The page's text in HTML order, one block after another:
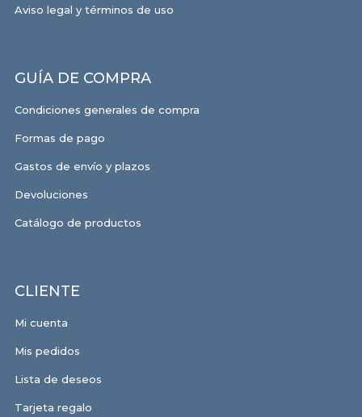
Aviso legal y términos de uso
GUÍA DE COMPRA
Condiciones generales de compra
Formas de pago
Gastos de envío y plazos
Devoluciones
Catálogo de productos
CLIENTE
Mi cuenta
Mis pedidos
Lista de deseos
Tarjeta regalo